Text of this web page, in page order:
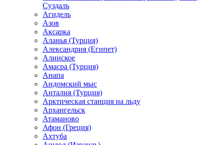
Суздаль
Агидель
Азов
Аксарка
Аланья (Турция)
Александрия (Египет)
Алинское
Амасра (Турция)
Анапа
Андомский мыс
Анталия (Турция)
Арктическая станция на льду
Архангельск
Атаманово
Афон (Греция)
Ахтуба